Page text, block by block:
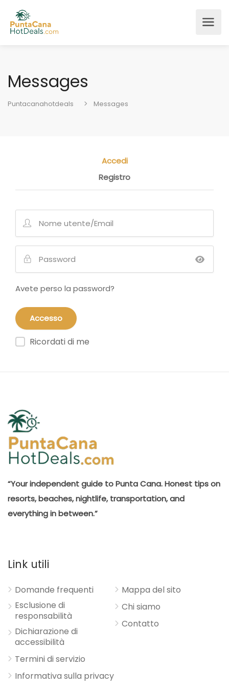
Messages
Puntacanahotdeals Messages
Accedi
Registro
Avete perso la password?
Ricordati di me
“Your independent guide to Punta Cana. Honest tips on
resorts, beaches, nightlife, transportation, and
everything in between.”
Link utili
Domande frequenti
Esclusione di
responsabilità
Dichiarazione di
accessibilità
Termini di servizio
Informativa sulla privacy
Mappa del sito
Chi siamo
Contatto